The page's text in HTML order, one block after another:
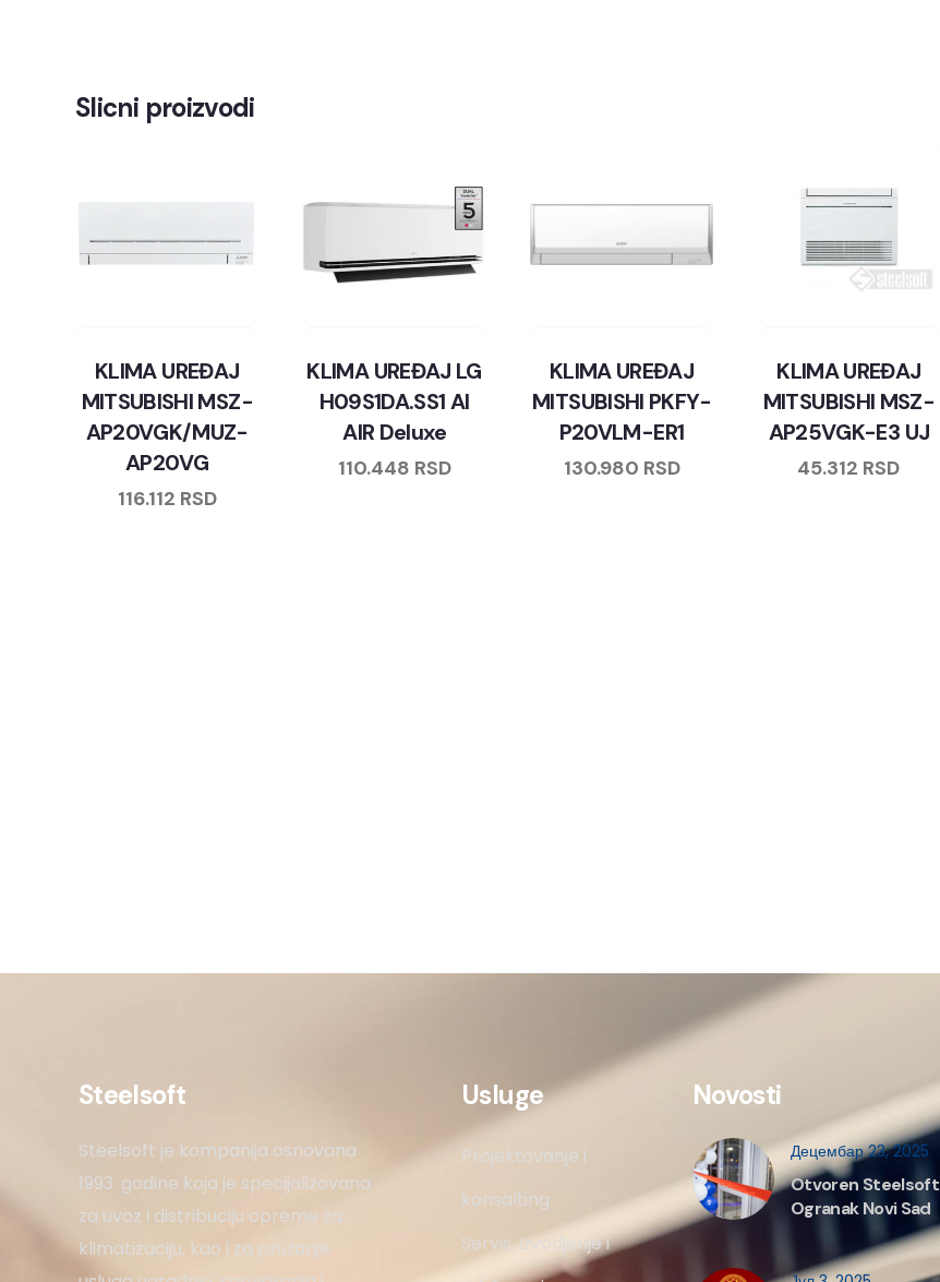
Slicni proizvodi
KLIMA UREĐAJ
MITSUBISHI MSZ-
AP20VGK/MUZ-
AP20VG
116.112 RSD
KLIMA UREĐAJ LG
H09S1DA.SS1 AI
AIR Deluxe
110.448 RSD
KLIMA UREĐAJ
MITSUBISHI PKFY-
P20VLM-ER1
130.980 RSD
KLIMA UREĐAJ
MITSUBISHI MSZ-
AP25VGK-E3 UJ
45.312 RSD
Steelsoft
Steelsoft je kompanija osnovana
1993. godine koja je specijalizovana
za uvoz i distribuciju opreme za
klimatizaciju, kao i za pružanje
Usluge
Projektovanje i
konsalting
Servis, izvodjenje i
Novosti
Децембар 23, 2025
Otvoren Steelsoft
Ogranak Novi Sad